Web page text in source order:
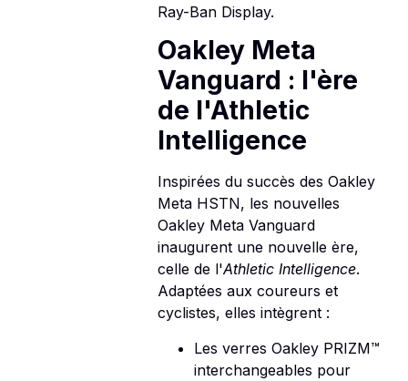
Ray-Ban Display.
Oakley Meta
Vanguard : l'ère
de l'Athletic
Intelligence
Inspirées du succès des Oakley
Meta HSTN, les nouvelles
Oakley Meta Vanguard
inaugurent une nouvelle ère,
celle de l'Athletic Intelligence.
Adaptées aux coureurs et
cyclistes, elles intègrent :
Les verres Oakley PRIZM™
interchangeables pour